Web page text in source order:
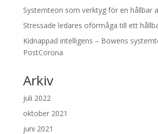
Systemteori som verktyg för en hållbar
Stressade ledares oförmåga till ett
Kidnappad intelligens – Bowens
PostCorona
Arkiv
juli 2022
oktober 2021
juni 2021